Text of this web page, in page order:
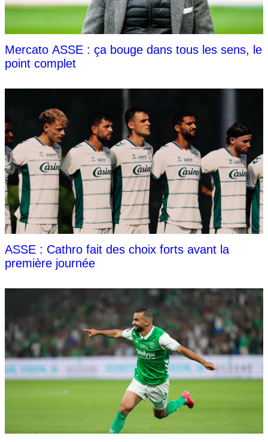
Mercato ASSE : ça bouge dans tous les sens, le
point complet
ASSE : Cathro fait des choix forts avant la
première journée